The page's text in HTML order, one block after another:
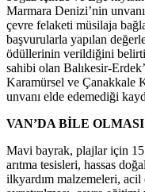
Marmara Denizi’nin
çevre felaketi müsilaja
başvurularla yapılan
ödüllerinin verildiğini
sahibi olan Balıkesir-
Karamürsel ve Çanakkale
unvanı elde edemediği
VAN’DA BİLE
Mavi bayrak, plajlar için
arıtma tesisleri, hassas
ilkyardım malzemeleri, acil